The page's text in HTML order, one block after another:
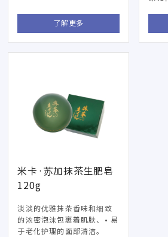
了解更多
米卡·苏加抹茶生肥皂
120g
淡淡的优雅抹茶香味和细致
的浓密泡沫包裹着肌肤、• 易
于老化护理的面部清洁。